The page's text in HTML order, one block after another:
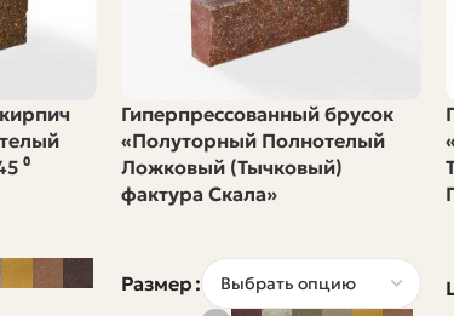
(л/100 Км)
паллет 18–25
⁰
Гиперпрессованный брусок
«Полуторный Полнотелый
Ложковый (Тычковый)
фактура Скала»
Размер